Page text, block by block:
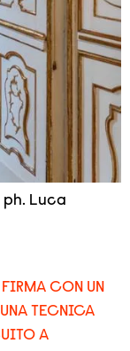
ph. Luca
CON UN
TECNICA
A